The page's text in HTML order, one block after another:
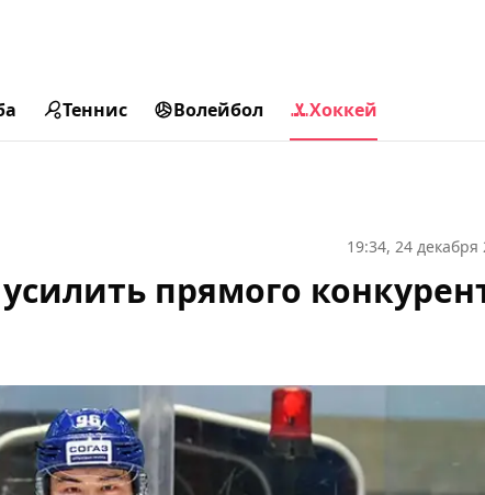
Теннис Волейбол Хоккей
19:34, 24 декабря
прямого